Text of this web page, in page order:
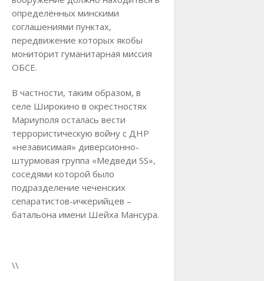
определённых минскими
соглашениями пунктах,
передвижение которых якобы
мониторит гуманитарная миссия
ОБСЕ.
В частности, таким образом, в
селе Широкино в окрестностях
Мариуполя осталась вести
террористическую войну с ДНР
«независимая» диверсионно-
штурмовая группа «Медведи SS»,
соседями которой было
подразделение чеченских
сепаратистов-ичкерийцев –
батальона имени Шейха Мансура.
\\